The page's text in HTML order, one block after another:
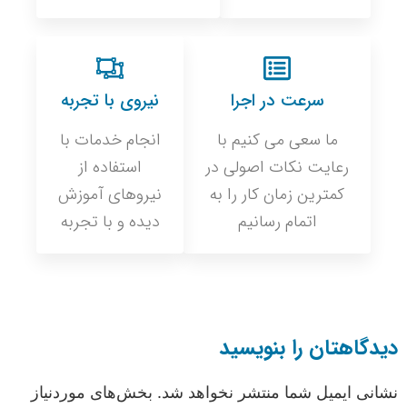
سرعت در اجرا
ما سعی می کنیم با
رعایت نکات اصولی در
کمترین زمان کار را به
اتمام رسانیم
نیروی با تجربه
انجام خدمات با
استفاده از
نیروهای آموزش
دیده و با تجربه
دیدگاهتان را بنویسید
نشانی ایمیل شما منتشر نخواهد شد. بخش‌های موردنیاز